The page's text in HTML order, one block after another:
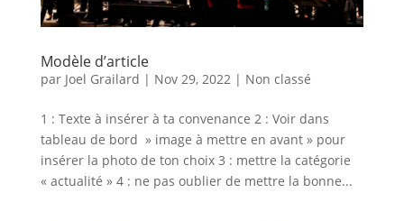
Modèle d’article
par Joel Grailard | Nov 29, 2022 | Non classé
1 : Texte à insérer à ta convenance 2 : Voir dans
tableau de bord » image à mettre en avant » pour
insérer la photo de ton choix 3 : mettre la catégorie
« actualité » 4 : ne pas oublier de mettre la bonne...